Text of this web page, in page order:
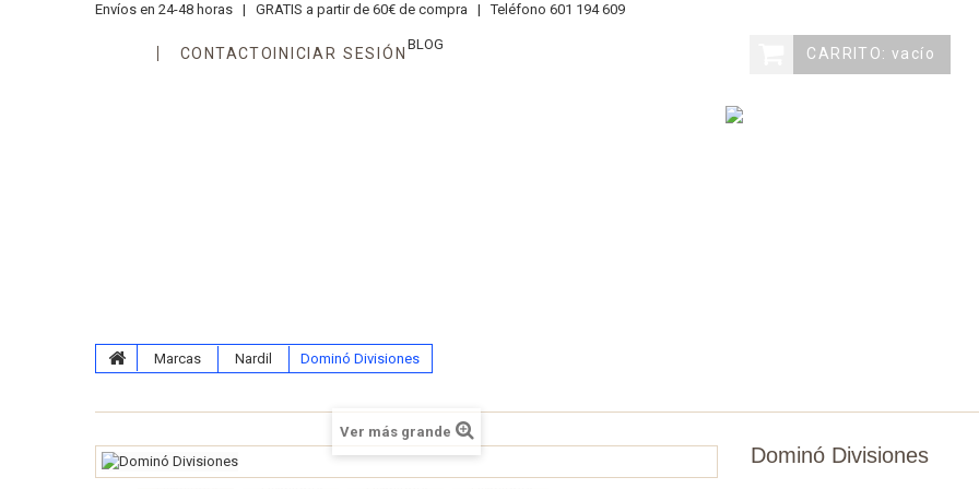
Envíos en 24-48 horas | GRATIS a partir de 60€ de compra | Teléfono 601 194 609
BLOG
CONTACTO INICIAR SESIÓN CARRITO: vacío
Marcas Nardil Dominó Divisiones
Ver más grande
Dominó Divisiones